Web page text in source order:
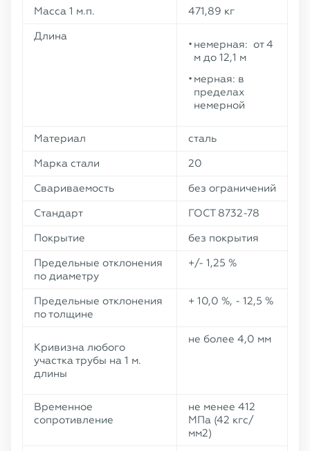
Масса 1 м.п.
471,89 кг
Длина
немерная: от 4
м до 12,1 м
мерная: в
пределах
немерной
Материал
сталь
Марка стали
20
Свариваемость
без ограничений
Стандарт
ГОСТ 8732-78
Покрытие
без покрытия
Предельные отклонения
по диаметру
+/- 1,25 %
Предельные отклонения
по толщине
+ 10,0 %, - 12,5 %
Кривизна любого
участка трубы на 1 м.
длины
не более 4,0 мм
Временное
сопротивление
не менее 412
МПа (42 кгс/
мм2)